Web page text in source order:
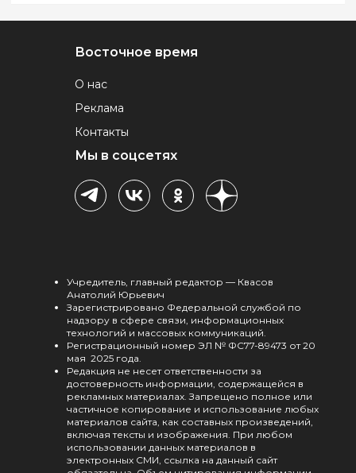
Восточное время
О нас
Реклама
Контакты
Мы в соцсетях
Учредитель, главный редактор — Квасов
Анатолий Юрьевич
Зарегистрировано Федеральной службой по
надзору в сфере связи, информационных
технологий и массовых коммуникаций.
Регистрационный номер ЭЛ № ФС77-89473 от 20
мая 2025 года.
Редакция не несет ответственности за
достоверность информации, содержащейся в
рекламных материалах. Запрещено полное или
частичное копирование и использование любых
материалов сайта, как составных произведений,
включая тексты и изображения. При любом
использовании данных материалов в
электронных СМИ, ссылка на данный сайт